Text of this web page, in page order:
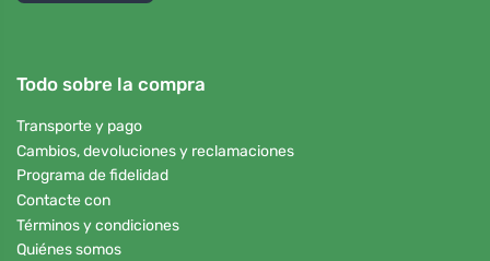
Todo sobre la compra
Transporte y pago
Cambios, devoluciones y reclamaciones
Programa de fidelidad
Contacte con
Términos y condiciones
Quiénes somos